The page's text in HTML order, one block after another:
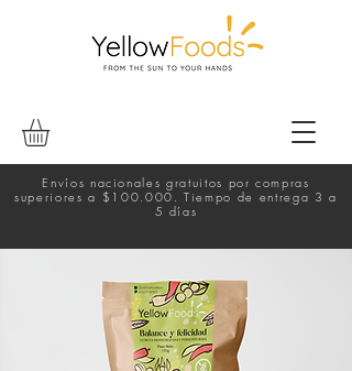
Envíos nacionales gratuitos por compras
superiores a $100.000. Tiempo de entrega 3 a
5 días